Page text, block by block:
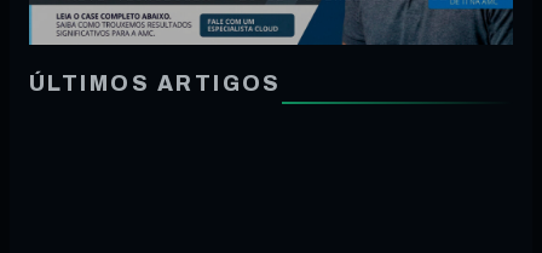
ÚLTIMOS ARTIGOS